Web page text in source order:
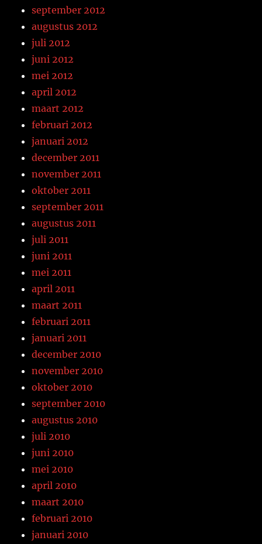
september 2012
augustus 2012
juli 2012
juni 2012
mei 2012
april 2012
maart 2012
februari 2012
januari 2012
december 2011
november 2011
oktober 2011
september 2011
augustus 2011
juli 2011
juni 2011
mei 2011
april 2011
maart 2011
februari 2011
januari 2011
december 2010
november 2010
oktober 2010
september 2010
augustus 2010
juli 2010
juni 2010
mei 2010
april 2010
maart 2010
februari 2010
januari 2010